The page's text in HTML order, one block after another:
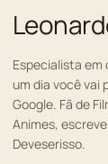
Especialista em
um dia você vai
Google. Fã de
Animes,
Deveserisso.